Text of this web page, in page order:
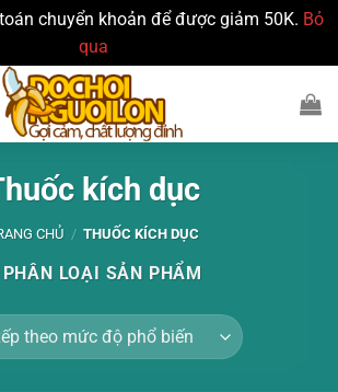
chuyển khoản để được giảm 50K. Bỏ
qua
kích dục
CHỦ / THUỐC KÍCH DỤC
PHÂN LOẠI SẢN PHẨM